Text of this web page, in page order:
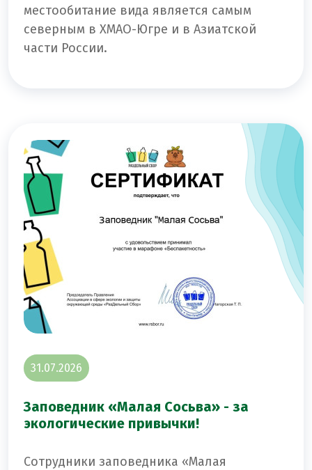
местообитание вида является самым
северным в ХМАО-Югре и в Азиатской
части России.
31.07.2026
Заповедник «Малая Сосьва» - за
экологические привычки!
Сотрудники заповедника «Малая